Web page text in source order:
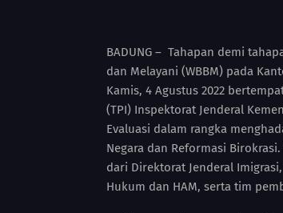
BADUNG – Tahapan demi
dan Melayani (WBBM) pada
Kamis, 4 Agustus 2022
(TPI) Inspektorat Jenderal
Evaluasi dalam rangka
Negara dan Reformasi
dari Direktorat Jenderal
Hukum dan HAM, serta tim